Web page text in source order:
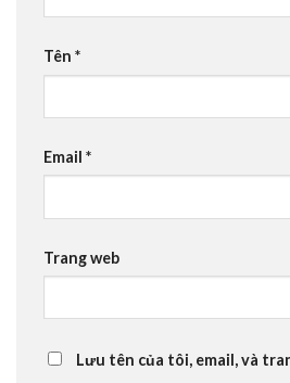
Tên *
Email *
Trang web
Lưu tên của tôi, email, và